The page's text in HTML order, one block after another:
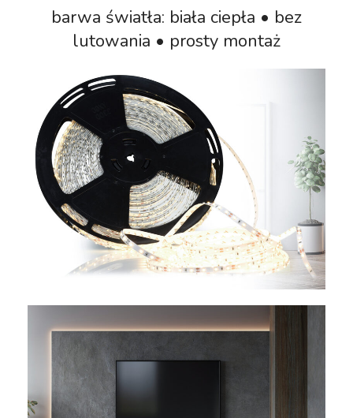
barwa światła: biała ciepła • bez
lutowania • prosty montaż